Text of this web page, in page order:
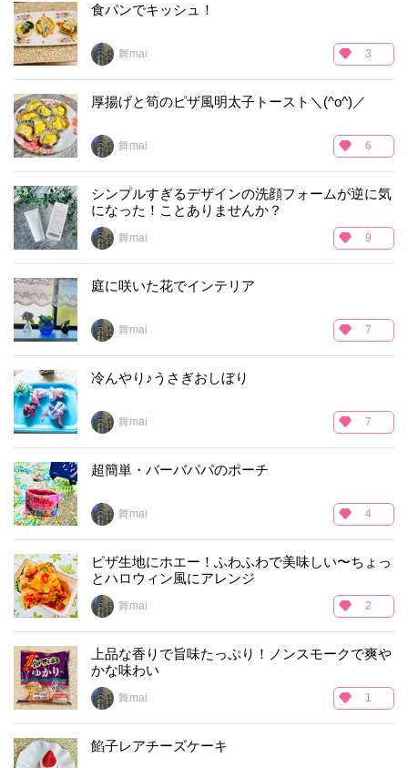
食パンでキッシュ！
舞mai 3
厚揚げと筍のピザ風明太子トースト＼(^o^)／
舞mai 6
シンプルすぎるデザインの洗顔フォームが逆に気
になった！ことありませんか？
舞mai 9
庭に咲いた花でインテリア
舞mai 7
冷んやり♪うさぎおしぼり
舞mai 7
超簡単・バーバパパのポーチ
舞mai 4
ピザ生地にホエー！ふわふわで美味しい〜ちょっ
とハロウィン風にアレンジ
舞mai 2
上品な香りで旨味たっぷり！ノンスモークで爽や
かな味わい
舞mai 1
餡子レアチーズケーキ